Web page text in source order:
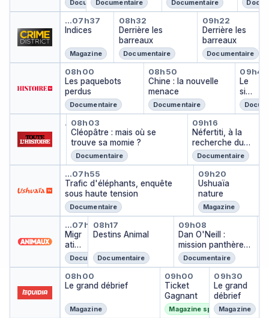
Mo
nst
er
DocumentaireDocumentaire Documentaire
wn
rde
Indices
…07h37
Indices
Magazine
Derrière les barreaux
08h32
Derrière les
barreaux
Documentaire
Derrière
09h22
Derrière les
barreaux
Documentaire
Les paquebots perdus
08h00
Les paquebots
perdus
Documentaire
Chine : la
08h50
Chine : la nouvelle
menace
Documentaire
Le
09h45
Le
siè
cle
de
ie
Simonne Mathieu, une
…07h09
Simonne Mathieu, une combattante
…
Cléopâtre : mais où se trouve
08h03
Cléopâtre : mais où se
trouve sa momie ?
Documentaire
Néfertiti, à
09h16
Néfertiti, à la
recherche du
tombeau perdu
Documentaire
Trafic d'éléphants, enquête
…07h55
Trafic d'éléphants, enquête
sous haute tension
Documentaire
Ushuaïa
09h20
Ushuaïa
nature
Magazine
Migrations secrètes
…07h22
Migr
atio
ns
secr
ètes
Documentaire
Destins Animal
08h17
Destins Animal
Documentaire
Dan O'Neill :
09h08
Dan O'Neill :
mission panthères
des neiges
Documentaire
Le grand débrief
08h00
Le grand débrief
Magazine
Ticket Gagnant
09h00
Ticket
Gagnant
Magazine sportif
Le
09h30
Le grand
débrief
Magazine